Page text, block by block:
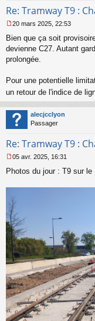
Re: Tramway T9 :
e
s
s
e
n
o
n
l
u
20 mars 2025, 22:53
Bien que ça soit
devienne C27. Autant
prolongée.
Pour une potentielle
un retour de l'indice de
alecjcclyon
Passager
Re: Tramway T9 :
e
s
a
g
e
n
o
n
l
u
05 avr. 2025, 16:31
Photos du jour : T9 sur le